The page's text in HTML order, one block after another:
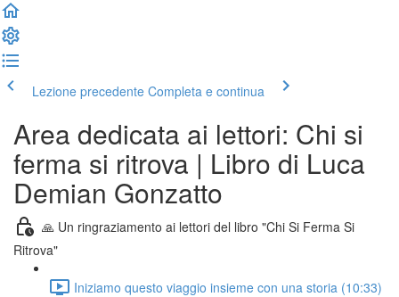
Lezione precedente Completa e continua
Area dedicata ai lettori: Chi si
ferma si ritrova | Libro di Luca
Demian Gonzatto
🙏 Un ringraziamento ai lettori del libro "Chi Si Ferma Si
Ritrova"
Iniziamo questo viaggio insieme con una storia (10:33)